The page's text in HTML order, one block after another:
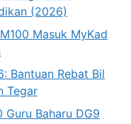
(2026)
Masuk MyKad
Bantuan Rebat Bil
Tegar
Guru Baharu DG9